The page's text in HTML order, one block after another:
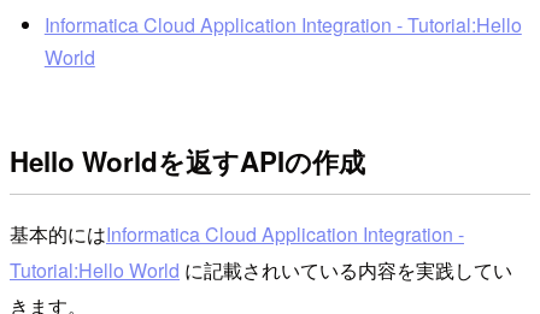
Informatica Cloud Application Integration - Tutorial:Hello
World
Hello Worldを返すAPIの作成
基本的にはInformatica Cloud Application Integration -
Tutorial:Hello World に記載されいている内容を実践してい
きます。